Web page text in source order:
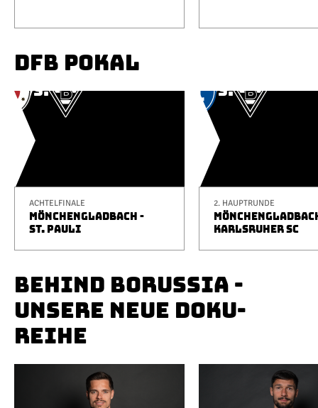
DFB POKAL
ACHTELFINALE
MÖNCHENGLADBACH -
ST. PAULI
2. HAUPTRUNDE
KARLSRUHER SC
BEHIND BORUSSIA -
UNSERE NEUE DOKU-
REIHE